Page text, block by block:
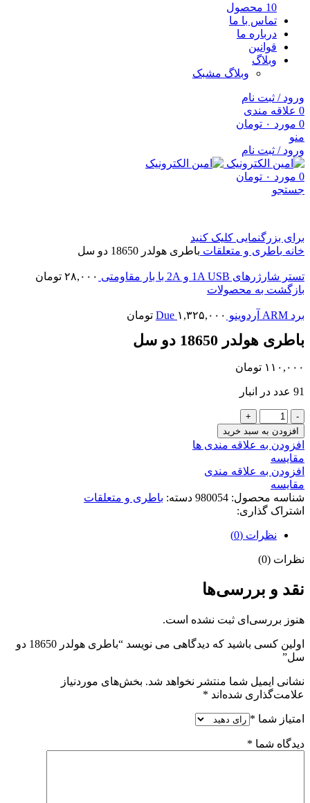
10 محصول
تماس با ما
درباره ما
قوانین
وبلاگ
وبلاگ مشبک
ورود / ثبت نام
0 علاقه مندی
0 مورد ۰ تومان
منو
ورود / ثبت نام
0 مورد ۰ تومان
جستجو
برای بزرگنمایی کلیک کنید
خانه باطری و متعلقات باطری هولدر 18650 دو سل
تستر شارژرهای 1A USB و 2A با بار مقاومتی ۲۸,۰۰۰ تومان
بازگشت به محصولات
برد ARM آردوینو Due ۱,۳۲۵,۰۰۰ تومان
باطری هولدر 18650 دو سل
۱۱۰,۰۰۰ تومان
91 عدد در انبار
باطری
هولدر
18650
دو
سل
عدد
افزودن به سبد خرید
افزودن به علاقه مندی ها
مقايسه
افزودن به علاقه مندی
مقایسه
شناسه محصول: 980054 دسته: باطری و متعلقات
اشتراک گذاری:
نظرات (0)
نظرات (0)
نقد و بررسی‌ها
هنوز بررسی‌ای ثبت نشده است.
اولین کسی باشید که دیدگاهی می نویسد “باطری هولدر 18650 دو
سل”
نشانی ایمیل شما منتشر نخواهد شد. بخش‌های موردنیاز
علامت‌گذاری شده‌اند *
امتیاز شما *
دیدگاه شما *